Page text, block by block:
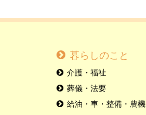
暮らしのこと
介護・福祉
葬儀・法要
給油・車・整備・農機